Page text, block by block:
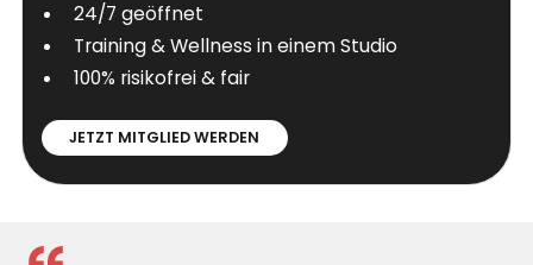
24/7 geöffnet
Training & Wellness in einem Studio
100% risikofrei & fair
JETZT MITGLIED WERDEN